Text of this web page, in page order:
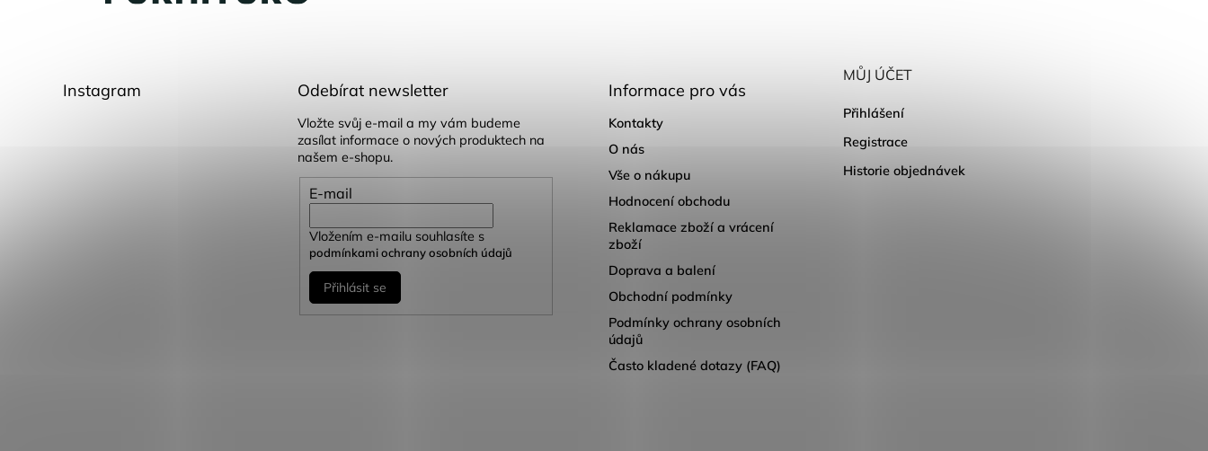
Instagram Odebírat newsletter
Vložte svůj e-mail a my vám budeme
zasílat informace o nových produktech na
našem e-shopu.
E-mail
Vložením e-mailu souhlasíte s
podmínkami ochrany osobních údajů
Přihlásit se
Informace pro vás
Kontakty
O nás
Vše o nákupu
Hodnocení obchodu
Reklamace zboží a vrácení
zboží
Doprava a balení
Obchodní podmínky
Podmínky ochrany osobních
údajů
Často kladené dotazy (FAQ)
MŮJ ÚČET
Přihlášení
Registrace
Historie objednávek